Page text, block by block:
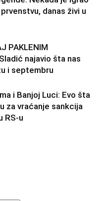
danas živi u
PAKLENIM
najavio šta nas
i septembru
i Banjoj Luci: Evo šta
za vraćanje sankcija
RS-u